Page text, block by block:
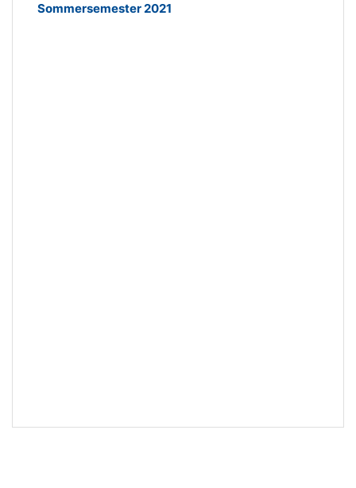
Sommersemester 2021